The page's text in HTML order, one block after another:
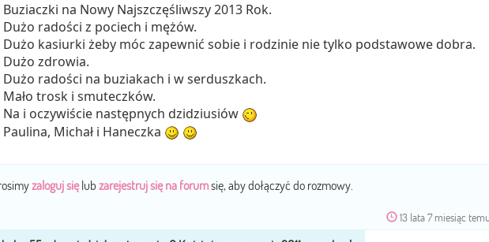
Buziaczki na Nowy Najszczęśliwszy 2013 Rok.
Dużo radości z pociech i mężów.
Dużo kasiurki żeby móc zapewnić sobie i rodzinie nie tylko podstawowe dobra.
Dużo zdrowia.
Dużo radości na buziakach i w serduszkach.
Mało trosk i smuteczków.
Na i oczywiście następnych dzidziusiów
Paulina, Michał i Haneczka
zaloguj sięlub zarejestruj się na forumsię, aby dołączyć do rozmowy.
13 lata 7 miesiąc temu